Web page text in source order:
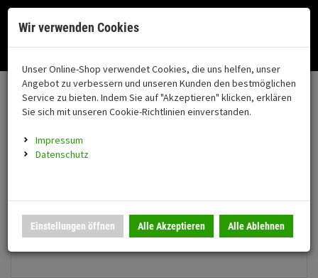
Fahrzeugteile
Alle Kategorien
FAHRZEUGTEILE
Montageständer
Beleuchtung
Neuheiten
coming soon
Anmelden | Registrieren Merkzettel
Ihr Warenkorb ist momentan leer.
Ergebnisse () Fertig
Nutzung unserer Dienste erklären Sie sich damit einverstanden!
Okay Datenschutz
Menü
Motorrad auswählen
Neues Konto anlegen
Wechseln zu Firmenkunde
Persönliche Daten
Herr
Frau
Firma
Wir verwenden Cookies
Unser Online-Shop verwendet Cookies, die uns helfen, unser
Angebot zu verbessern und unseren Kunden den bestmöglichen
Service zu bieten. Indem Sie auf "Akzeptieren" klicken, erklären
Sie sich mit unseren Cookie-Richtlinien einverstanden.
Impressum
Datenschutz
Einstellungen öffnen Alle Akzeptieren Alle Ablehnen